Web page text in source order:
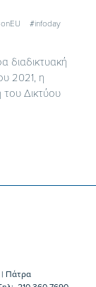
#infoday
διαδικτυακή
2021, η
του Δικτύου
| Πάτρα